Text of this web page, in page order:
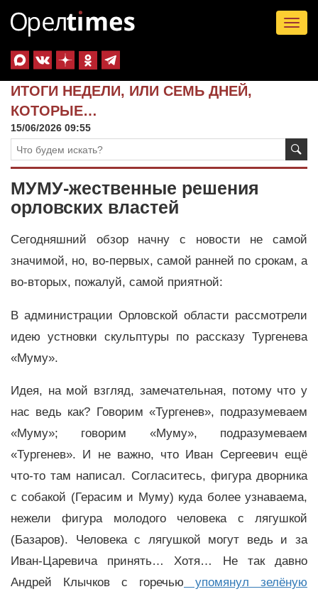
ИТОГИ НЕДЕЛИ, ИЛИ СЕМЬ ДНЕЙ,
КОТОРЫЕ…
15/06/2026 09:55
МУМУ-жественные решения
орловских властей
Сегодняшний обзор начну с новости не самой
значимой, но, во-первых, самой ранней по срокам, а
во-вторых, пожалуй, самой приятной:
В администрации Орловской области рассмотрели
идею устновки скульптуры по рассказу Тургенева
«Муму».
Идея, на мой взгляд, замечательная, потому что у
нас ведь как? Говорим «Тургенев», подразумеваем
«Муму»; говорим «Муму», подразумеваем
«Тургенев». И не важно, что Иван Сергеевич ещё
что-то там написал. Согласитесь, фигура дворника
с собакой (Герасим и Муму) куда более узнаваема,
нежели фигура молодого человека с лягушкой
(Базаров). Человека с лягушкой могут ведь и за
Иван-Царевича принять… Хотя… Не так давно
Андрей Клычков с горечью упомянул зелёную